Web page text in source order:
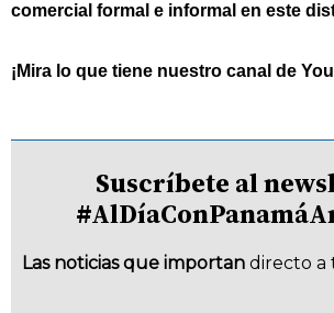
comercial formal e informal en este
¡Mira lo que tiene nuestro canal de
Suscríbete al
Las noticias que importan directo a